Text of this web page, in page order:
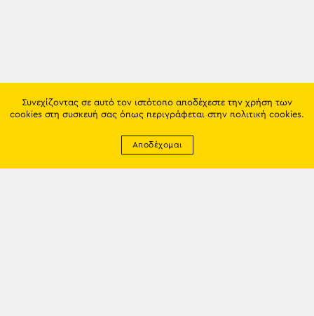
Συνεχίζοντας σε αυτό τον ιστότοπο αποδέχεστε την χρήση των
cookies στη συσκευή σας όπως περιγράφεται στην πολιτική cookies.
Αποδέχομαι